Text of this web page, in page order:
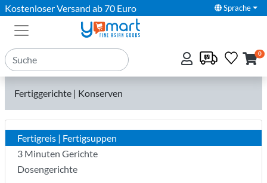
Kostenloser Versand ab 70 Euro Sprache
0
Fertiggerichte | Konserven
Fertigreis | Fertigsuppen
3 Minuten Gerichte
Dosengerichte